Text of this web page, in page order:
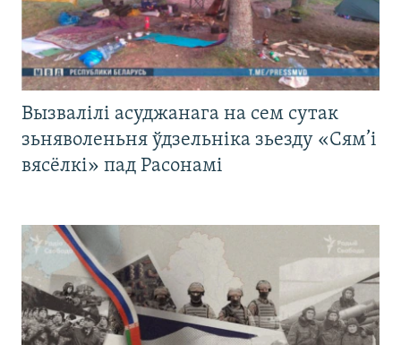
Вызвалілі асуджанага на сем сутак
зьняволеньня ўдзельніка зьезду «Сям’і
вясёлкі» пад Расонамі